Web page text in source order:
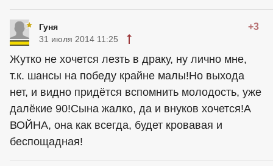
Гуня +3
31 июля 2014 11:25
Жутко не хочется лезть в драку, ну лично мне,
т.к. шансы на победу крайне малы!Но выхода
нет, и видно придётся вспомнить молодость, уже
далёкие 90!Сына жалко, да и внуков хочется!А
ВОЙНА, она как всегда, будет кровавая и
беспощадная!